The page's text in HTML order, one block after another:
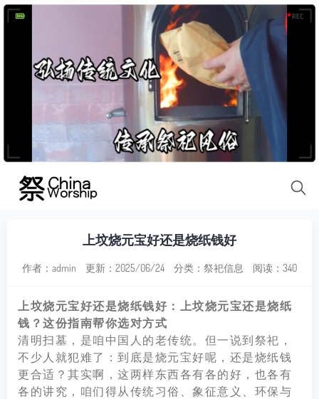
上坟烧元宝好还是烧纸钱好
作者：admin 更新：2025/06/24 分类： 祭祀信息 阅读：340
上坟烧元宝好还是烧纸钱好：上坟烧元宝还是烧纸
钱？这份指南帮你选对方式
清明扫墓，是咱中国人的老传统。但一说到祭祀，
不少人就犯难了：到底是烧元宝好呢，还是烧纸钱
更合适？其实啊，这两样东西各有各的好，也各有
各的讲究，咱们得从传统习俗、象征意义、环保与